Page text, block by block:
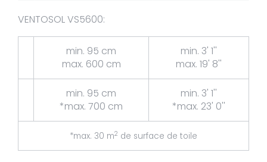
VENTOSOL VS5600:
min. 95 cm
max. 600 cm
min. 3' 1''
max. 19' 8''
min. 95 cm
*max. 700 cm
min. 3' 1''
*max. 23' 0''
*max. 30 m2 de surface de toile